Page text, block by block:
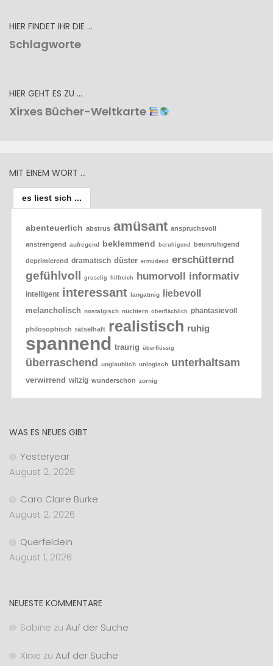
HIER FINDET IHR DIE …
Schlagworte
HIER GEHT ES ZU …
Xirxes Bücher-Weltkarte
MIT EINEM WORT …
es liest sich ...
abenteuerlich abstrus amüsant anspruchsvoll
anstrengend aufregend beklemmend beruhigend beunruhigend
deprimierend dramatisch düster ermüdend erschütternd
gefühlvoll gruselig hilfreich humorvoll informativ
intelligent interessant langatmig liebevoll
melancholisch nostalgisch nüchtern oberflächlich phantasievoll
philosophisch rätselhaft realistisch ruhig
spannend traurig überflüssig
überraschend unglaublich unlogisch unterhaltsam
verwirrend witzig wunderschön zornig
WAS ES NEUES GIBT
Yesteryear
August 2, 2026
Caro Claire Burke
August 2, 2026
Querfeldein
August 1, 2026
NEUESTE KOMMENTARE
Sabine zu Auf der Suche
Xirxe zu Auf der Suche